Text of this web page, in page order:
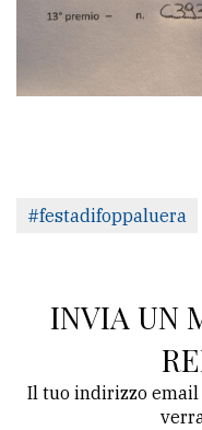
#festadifoppaluera
INVIA UN
Il tuo indirizzo